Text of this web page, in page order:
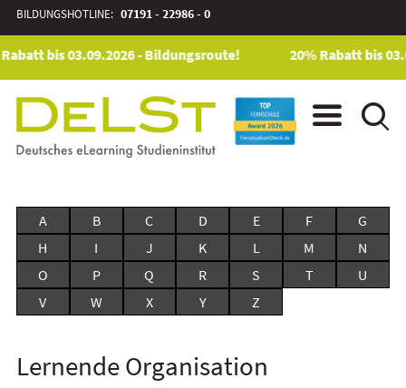
BILDUNGSHOTLINE: 07191 - 22986 - 0
bis 03.09.2026 - Bildungsroute! 20% Rabatt bis
A B C D E F
G
H
I J K L M
N
O
P Q R S T
U
V
W X Y Z
Lernende Organisation